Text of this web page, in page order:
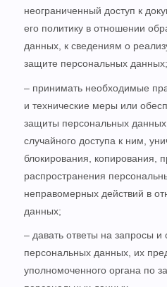
неограниченный доступ к
его политику в отношении
данных, к сведениям о
защите персональных данных;
– принимать необходимые
и технические меры или
защиты персональных
случайного доступа к ним,
блокирования, копирования,
распространения
неправомерных действий в
данных;
– давать ответы на запросы
персональных данных, их
уполномоченного органа по